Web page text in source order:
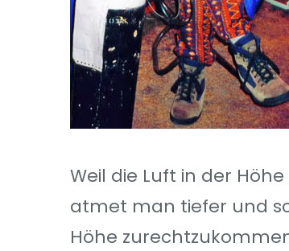
Weil die Luft in der
atmet man tiefer und
Höhe